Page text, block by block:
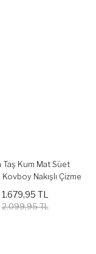
Taş Kum Mat Süet
Nakışlı Çizme
1.679,95 TL
2.099,95 TL